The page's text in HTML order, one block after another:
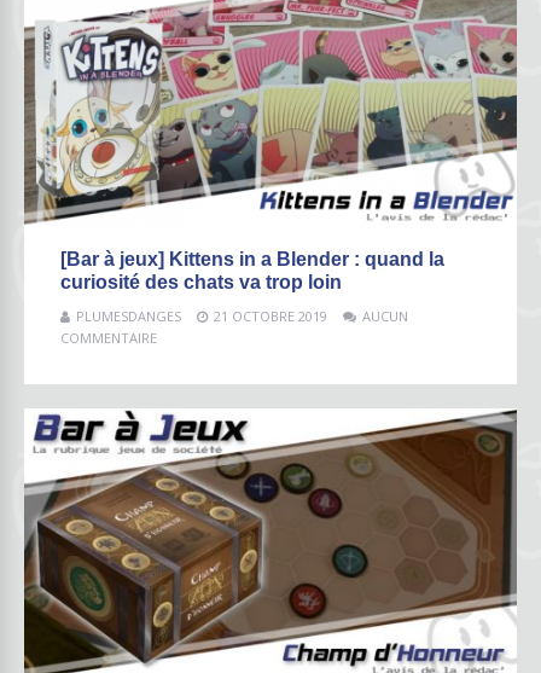
[Bar à jeux] Kittens in a Blender : quand la
curiosité des chats va trop loin
PLUMESDANGES 21 OCTOBRE 2019
AUCUN
COMMENTAIRE